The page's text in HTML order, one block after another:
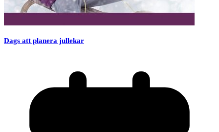
Dags att planera jullekar